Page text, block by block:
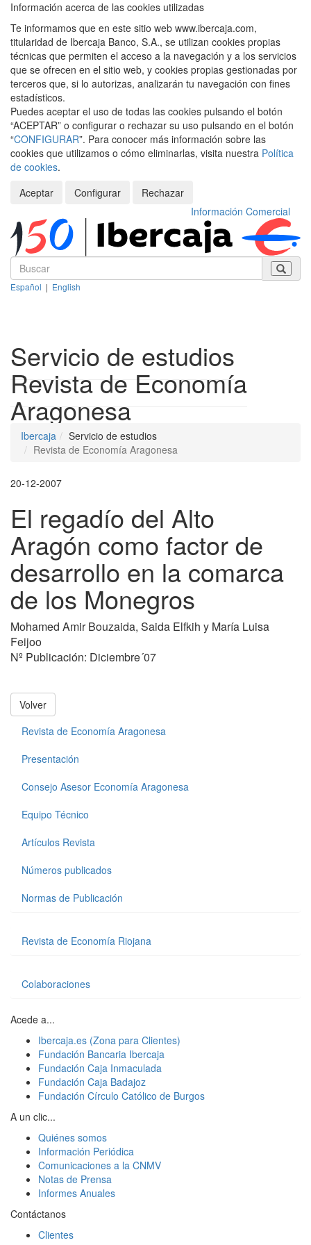
Información acerca de las cookies utilizadas
Te informamos que en este sitio web www.ibercaja.com,
titularidad de Ibercaja Banco, S.A., se utilizan cookies propias
técnicas que permiten el acceso a la navegación y a los servicios
que se ofrecen en el sitio web, y cookies propias gestionadas por
terceros que, si lo autorizas, analizarán tu navegación con fines
estadísticos.
Puedes aceptar el uso de todas las cookies pulsando el botón
“ACEPTAR” o configurar o rechazar su uso pulsando en el botón
“CONFIGURAR”. Para conocer más información sobre las
cookies que utilizamos o cómo eliminarlas, visita nuestra Política
de cookies.
Aceptar
Configurar
Rechazar
Información Comercial
Español | English
Servicio de estudios
Revista de Economía
Aragonesa
Ibercaja
Servicio de estudios
Revista de Economía Aragonesa
20-12-2007
El regadío del Alto
Aragón como factor de
desarrollo en la comarca
de los Monegros
Mohamed Amir Bouzaida, Saida Elfkih y María Luisa
Feijoo
Nº Publicación: Diciembre´07
Volver
Revista de Economía Aragonesa
Presentación
Consejo Asesor Economía Aragonesa
Equipo Técnico
Artículos Revista
Números publicados
Normas de Publicación
Revista de Economía Riojana
Colaboraciones
Acede a...
Ibercaja.es (Zona para Clientes)
Fundación Bancaria Ibercaja
Fundación Caja Inmaculada
Fundación Caja Badajoz
Fundación Círculo Católico de Burgos
A un clic...
Quiénes somos
Información Periódica
Comunicaciones a la CNMV
Notas de Prensa
Informes Anuales
Contáctanos
Clientes